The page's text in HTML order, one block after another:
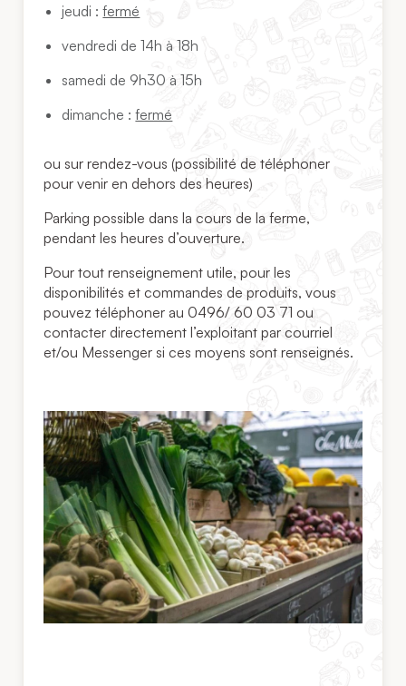
jeudi :fermé
vendredi de 14h à 18h
samedi de 9h30 à 15h
dimanche :fermé
ou sur rendez-vous (possibilité de téléphoner
pour venir en dehors des heures)
Parking possible dans la cours de la ferme,
pendant les heures d’ouverture.
Pour tout renseignement utile, pour les
disponibilités et commandes de produits, vous
pouvez téléphoner au 0496/ 60 03 71 ou
contacter directement l’exploitant par courriel
et/ou Messenger si ces moyens sont renseignés.